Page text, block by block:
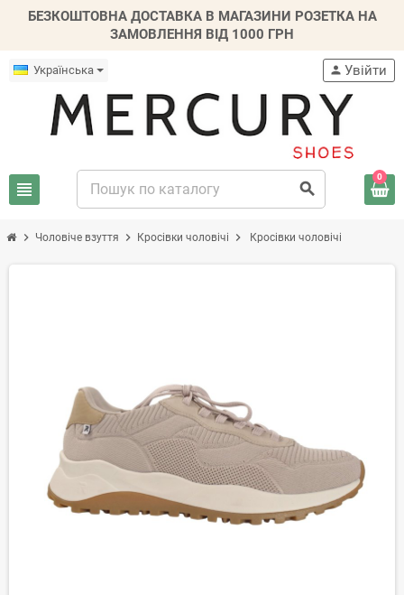
БЕЗКОШТОВНА ДОСТАВКА В МАГАЗИНИ РОЗЕТКА НА
ЗАМОВЛЕННЯ ВІД 1000 ГРН
Українська
view_headline search
person Увійти
0
chevron_right Чоловіче взуття chevron_right Кросівки чоловічі chevron_right Кросівки чоловічі